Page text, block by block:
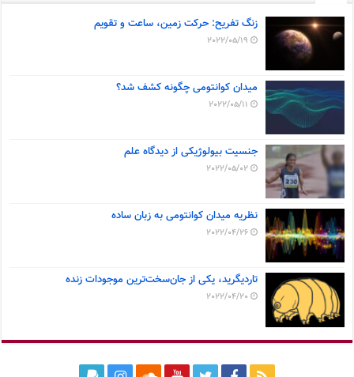
زنگ تفریح: حرکت زمین، ساعت و تقویم
2022/05/19
میدان کوانتومی چگونه کشف شد؟
2022/05/11
جنسیت بیولوژیکی از دیدگاه علم
2022/05/02
نظریه میدان کوانتومی به زبان ساده
2022/04/26
تاردیگرید، یکی از جان‌سخت‌ترین موجودات زنده
2022/04/20